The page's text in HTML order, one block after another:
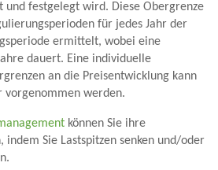
und festgelegt wird. Diese Obergrenze
für jedes Jahr der
ermittelt, wobei eine
dauert. Eine individuelle
an die Preisentwicklung kann
vorgenommen werden.
können Sie ihre
indem Sie Lastspitzen senken und/oder